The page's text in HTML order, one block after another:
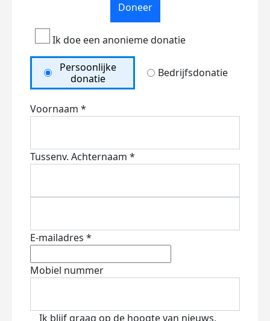
Doneer
Ik doe een anonieme donatie
Persoonlijke
donatie
Bedrijfsdonatie
Voornaam *
Tussenv. Achternaam *
E-mailadres *
Mobiel nummer
Ik blijf graag op de hoogte van nieuws,